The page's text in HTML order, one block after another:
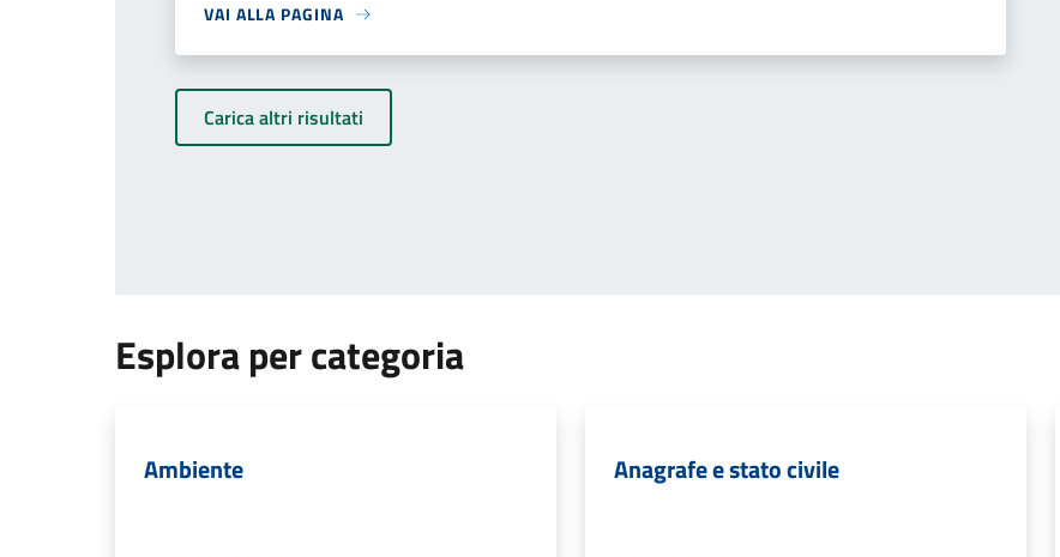
VAI ALLA PAGINA
Carica altri risultati
Esplora per categoria
Ambiente Anagrafe e stato civile